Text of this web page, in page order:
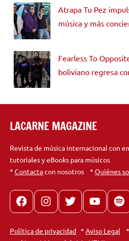
Atrapa Tu Pez
música y más
Fearless To
boliviano regresa
LACARNE MAGAZINE
Revista de música internacional con
tutoriales y eBooks para músicos
* Contactacon nosotros * Quiénes
FacebookInstagram
X youtube
Política de privacidad * Aviso Legal *